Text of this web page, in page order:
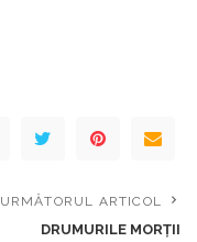
URMĂTORUL ARTICOL
DRUMURILE MORȚII